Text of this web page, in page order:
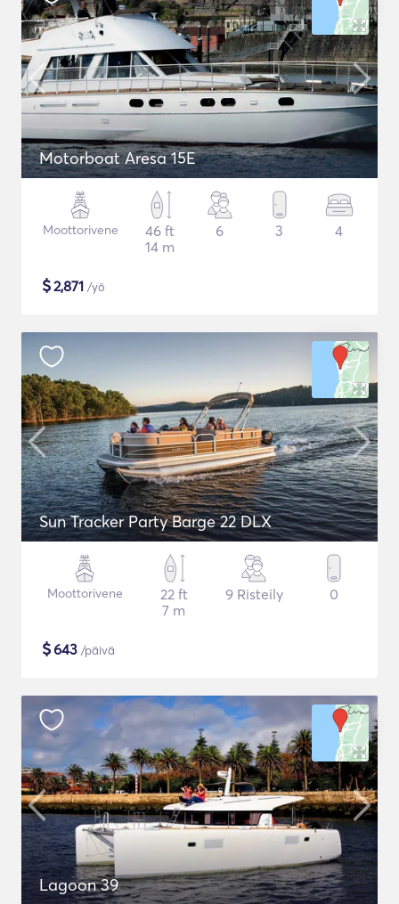
Motorboat Aresa 15E
Moottorivene
46 ft
14 m
6 3 4
$2,871 /yö
Sun Tracker Party Barge 22 DLX
Moottorivene
22 ft
7 m
9 Risteily 0
$643 /päivä
Lagoon 39